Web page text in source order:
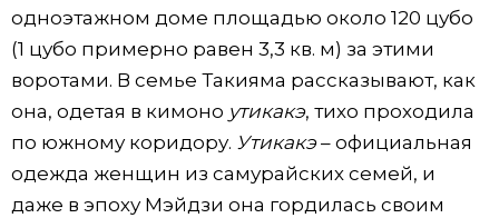
одноэтажном доме площадью около 120 цубо
(1 цубо примерно равен 3,3 кв. м) за этими
воротами. В семье Такияма рассказывают, как
она, одетая в кимоно утикакэ, тихо проходила
по южному коридору. Утикакэ– официальная
одежда женщин из самурайских семей, и
даже в эпоху Мэйдзи она гордилась своим